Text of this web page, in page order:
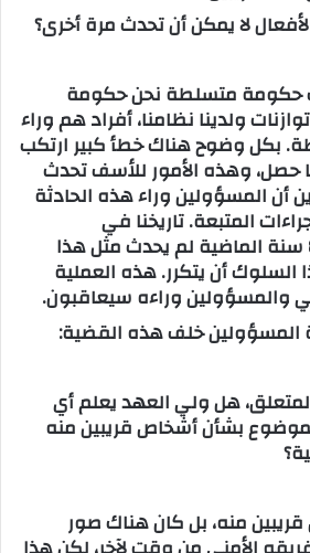
لا يمكن أن تحدث مرة أخرى؟
حكومة متسلطة نحن حكومة
ولدينا نظامنا، أفراد هم وراء
بكل وضوح هناك خطأ كبير ارتكب
حصل، وهذه الأمور للأسف تحدث
أن المسؤولين وراء هذه الحادثة
المتبعة. تاريخنا في
السعودية خلال الـ80 سنة الماضية لم يحدث مثل هذا
أن يتكرر. هذه العملية
والمسؤولين وراءه سيعاقبون.
المسؤولين خلف هذه القضية:
هل ولي العهد يعلم أي
بشأن أشخاص قريبين منه
منه، بل كان هناك صور